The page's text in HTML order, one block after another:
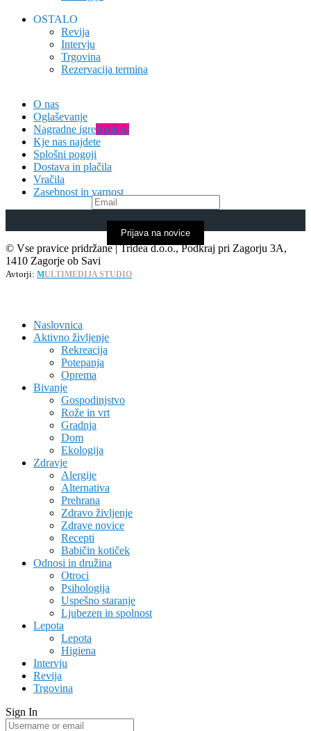
OSTALO
Revija
Intervju
Trgovina
Rezervacija termina
O nas
Oglaševanje
Nagradne igreSodeluj
Kje nas najdete
Splošni pogoji
Dostava in plačila
Vračila
Zasebnost in varnost
Prijava na novice
© Vse pravice pridržane | Tridea d.o.o., Podkraj pri Zagorju 3A,
1410 Zagorje ob Savi
Avtorji: MULTIMEDIJA STUDIO
Naslovnica
Aktivno življenje
Rekreacija
Potepanja
Oprema
Bivanje
Gospodinjstvo
Rože in vrt
Gradnja
Dom
Ekologija
Zdravje
Alergije
Alternativa
Prehrana
Zdravo življenje
Zdrave novice
Recepti
Babičin kotiček
Odnosi in družina
Otroci
Psihologija
Uspešno staranje
Ljubezen in spolnost
Lepota
Lepota
Higiena
Intervju
Revija
Trgovina
Sign In